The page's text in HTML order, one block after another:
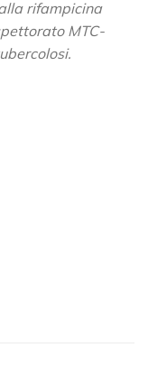
rifampicina
MTC-